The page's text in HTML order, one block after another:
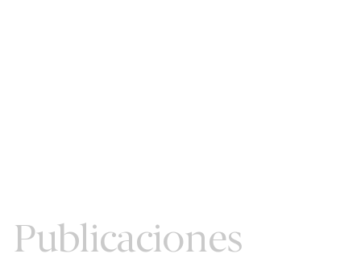
Publicaciones